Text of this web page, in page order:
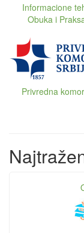
Informacione
Obuka i
Privredna